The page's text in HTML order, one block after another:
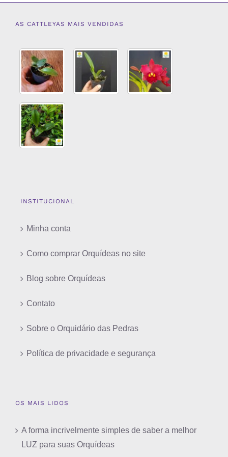
AS CATTLEYAS MAIS VENDIDAS
INSTITUCIONAL
Minha conta
Como comprar Orquídeas no site
Blog sobre Orquídeas
Contato
Sobre o Orquidário das Pedras
Política de privacidade e segurança
OS MAIS LIDOS
A forma incrivelmente simples de saber a melhor
LUZ para suas Orquídeas